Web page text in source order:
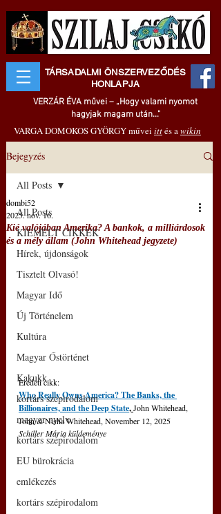
TÁRSADALMI ÖNSZERVEZŐDÉS
HONLAPJA
VERZÁR ÉVA művei – „Hogy valami nyomot
hagyjak magam után..."
VARGA DOMOKOS GYÖRGY művei ittés awikin
Bejegyzés
All Posts
KIEMELT CIKKEK
Hírek, újdonságok
Tisztelt Olvasó!
Magyar Idő
Új Történelem
Kultúra
Magyar Őstörténet
Kakukk
kortárs szépirodalom
magyar nyelv
kortárs szépirodalom
EU bürokrácia
emlékezés
kortárs szépirodalom
All Posts
Kié valójában Amerika? A bankok, a milliárdosok
és a mély állam (John Whitehead jegyzete)
dombi52
2025. nov. 16.
Eredeti cikk:
Who Really Owns America? The Banks, the
Billionaires, and the Deep State, John Whitehead,
John & Nisha Whitehead, November 12, 2025
Schiller Mária küldeménye